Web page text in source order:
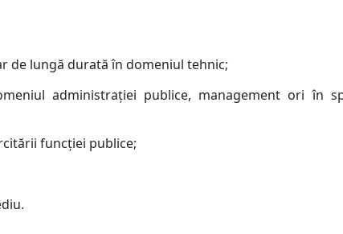
de lungă durată în domeniul tehnic;
administraţiei publice, management ori în
funcţiei publice;